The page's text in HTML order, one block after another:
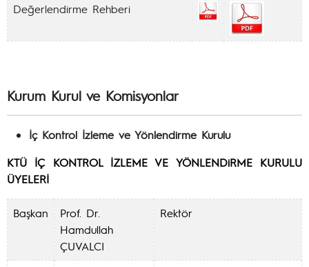
Değerlendirme Rehberi
Kurum Kurul ve Komisyonlar
İç Kontrol İzleme ve Yönlendirme Kurulu
KTÜ İÇ KONTROL İZLEME VE YÖNLENDiRME KURULU
ÜYELERİ
Başkan
Prof. Dr.
Hamdullah
ÇUVALCI
Rektör